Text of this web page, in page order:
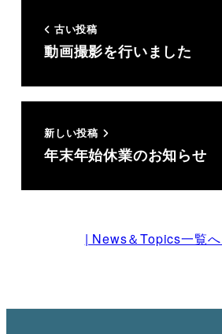
古い投稿
動画撮影を行いました
新しい投稿
年末年始休業のお知らせ
| News＆Topics一覧